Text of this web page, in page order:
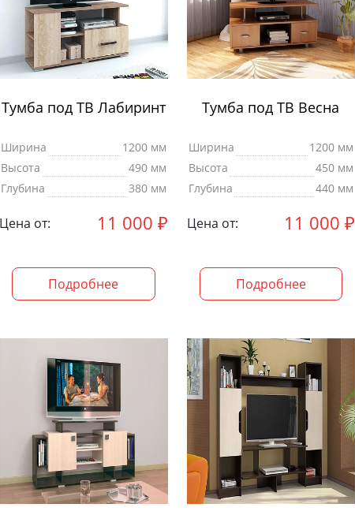
Тумба под ТВ Лабиринт
Ширина
1200 мм
Высота
490 мм
Глубина
380 мм
Цена от: 11 000 ₽
Подробнее
Тумба под ТВ Весна
Ширина
1200 мм
Высота
450 мм
Глубина
440 мм
Цена от: 11 000 ₽
Подробнее